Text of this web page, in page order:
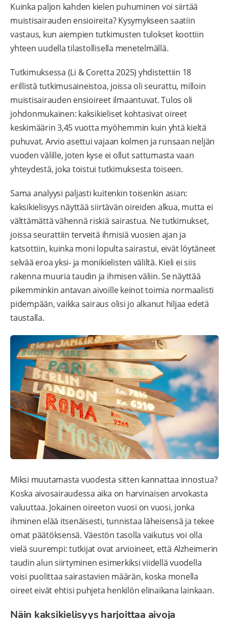
Kuinka paljon kahden kielen puhuminen voi siirtää
muistisairauden ensioireita? Kysymykseen saatiin
vastaus, kun aiempien tutkimusten tulokset koottiin
yhteen uudella tilastollisella menetelmällä.
Tutkimuksessa (Li & Coretta 2025) yhdistettiin 18
erillistä tutkimusaineistoa, joissa oli seurattu, milloin
muistisairauden ensioireet ilmaantuvat. Tulos oli
johdonmukainen: kaksikieliset kohtasivat oireet
keskimäärin 3,45 vuotta myöhemmin kuin yhtä kieltä
puhuvat. Arvio asettui vajaan kolmen ja runsaan neljän
vuoden välille, joten kyse ei ollut sattumasta vaan
yhteydestä, joka toistui tutkimuksesta toiseen.
Sama analyysi paljasti kuitenkin toisenkin asian:
kaksikielisyys näyttää siirtävän oireiden alkua, mutta ei
välttämättä vähennä riskiä sairastua. Ne tutkimukset,
joissa seurattiin terveitä ihmisiä vuosien ajan ja
katsottiin, kuinka moni lopulta sairastui, eivät löytäneet
selvää eroa yksi- ja monikielisten väliltä. Kieli ei siis
rakenna muuria taudin ja ihmisen väliin. Se näyttää
pikemminkin antavan aivoille keinot toimia normaalisti
pidempään, vaikka sairaus olisi jo alkanut hiljaa edetä
taustalla.
Miksi muutamasta vuodesta sitten kannattaa innostua?
Koska aivosairaudessa aika on harvinaisen arvokasta
valuuttaa. Jokainen oireeton vuosi on vuosi, jonka
ihminen elää itsenäisesti, tunnistaa läheisensä ja tekee
omat päätöksensä. Väestön tasolla vaikutus voi olla
vielä suurempi: tutkijat ovat arvioineet, että Alzheimerin
taudin alun siirtyminen esimerkiksi viidellä vuodella
voisi puolittaa sairastavien määrän, koska monella
oireet eivät ehtisi puhjeta henkilön elinaikana lainkaan.
Näin kaksikielisyys harjoittaa aivoja